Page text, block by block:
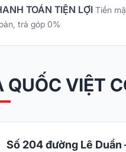
TOÁN TIỆN LỢI Tiền
trả góp 0%
VIỆT
Số 204 đường Lê Duẩn